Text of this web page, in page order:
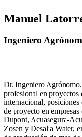
Manuel
Ingeniero
Dr. Ingeniero
profesional en proyectos
internacional, posiciones
de proyecto en
Dupont, Acuasegura-
Zosen y Desalia Water,